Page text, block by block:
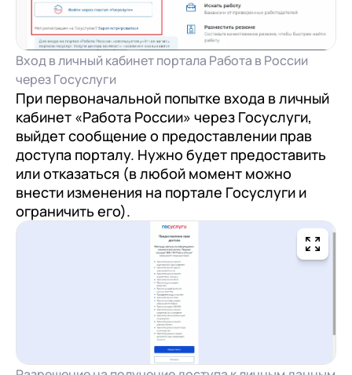
Вход в личный кабинет портала Работа в России
через Госуслуги
При первоначальной попытке входа в личный
кабинет «Работа России» через Госуслуги,
выйдет сообщение о предоставлении прав
доступа порталу. Нужно будет предоставить
или отказаться (в любой момент можно
внести изменения на портале Госуслуги и
ограничить его).